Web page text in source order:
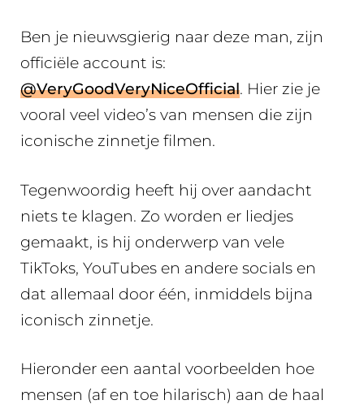
Ben je nieuwsgierig naar deze man, zijn
officiële account is:
@VeryGoodVeryNiceOfficial. Hier zie je
vooral veel video’s van mensen die zijn
iconische zinnetje filmen.
Tegenwoordig heeft hij over aandacht
niets te klagen. Zo worden er liedjes
gemaakt, is hij onderwerp van vele
TikToks, YouTubes en andere socials en
dat allemaal door één, inmiddels bijna
iconisch zinnetje.
Hieronder een aantal voorbeelden hoe
mensen (af en toe hilarisch) aan de haal